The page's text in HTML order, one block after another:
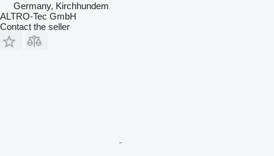
Germany, Kirchhundem
ALTRO-Tec GmbH
Contact the seller